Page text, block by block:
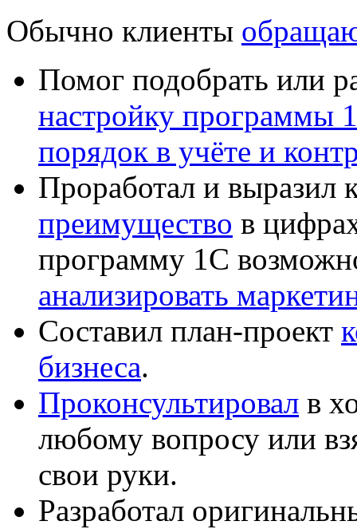
Обычно клиенты
Помог подобрать или
настройку программы
порядок в учёте и
Проработал и выразил
преимущество в
программу 1С
анализировать
Составил план-проект
бизнеса.
Проконсультировал в
любому вопросу или
свои руки.
Разработал